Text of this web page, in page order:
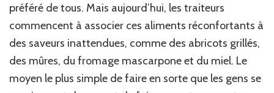
préféré de tous. Mais aujourd’hui, les traiteurs
commencent à associer ces aliments réconfortants à
des saveurs inattendues, comme des abricots grillés,
des mûres, du fromage mascarpone et du miel. Le
moyen le plus simple de faire en sorte que les gens se